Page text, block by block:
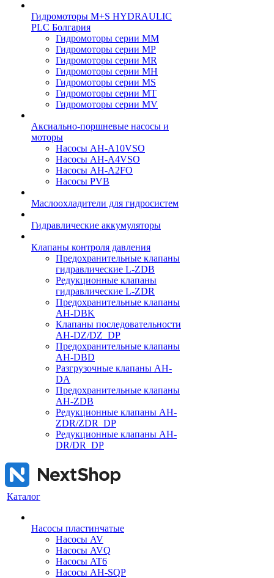
Гидромоторы M+S HYDRAULIC
PLC Болгария
Гидромоторы серии ММ
Гидромоторы серии МP
Гидромоторы серии МR
Гидромоторы серии МH
Гидромоторы серии МS
Гидромоторы серии МT
Гидромоторы серии МV
Аксиально-поршневые насосы и
моторы
Насосы AH-A10VSO
Насосы AH-A4VSO
Насосы AH-A2FO
Насосы PVB
Маслоохладители для гидросистем
Гидравлические аккумуляторы
Клапаны контроля давления
Предохранительные клапаны
гидравлические L-ZDB
Редукционные клапаны
гидравлические L-ZDR
Предохранительные клапаны
AH-DBK
Клапаны последовательности
AH-DZ/DZ_DP
Предохранительные клапаны
AH-DBD
Разгрузочные клапаны AH-
DA
Предохранительные клапаны
AH-ZDB
Редукционные клапаны AH-
ZDR/ZDR_DP
Редукционные клапаны AH-
DR/DR_DP
Каталог
Насосы пластинчатые
Насосы AV
Насосы AVQ
Насосы AT6
Насосы AH-SQP